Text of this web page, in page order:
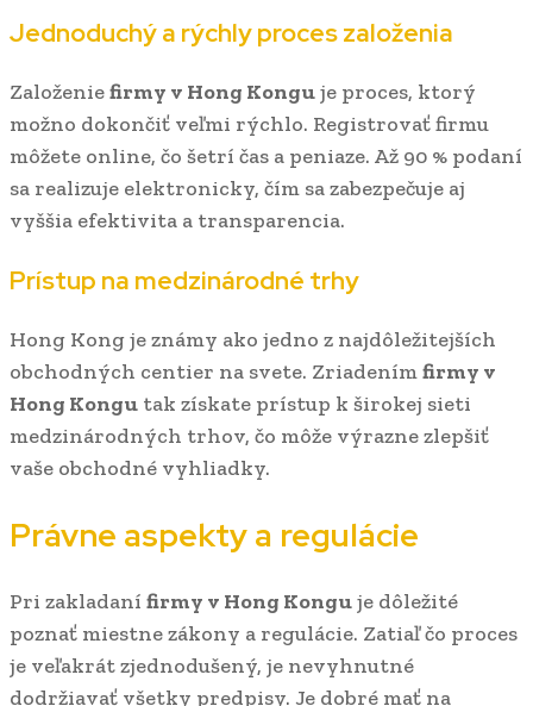
Jednoduchý a rýchly proces založenia
Založeniefirmy v Hong Konguje proces, ktorý
možno dokončiť veľmi rýchlo. Registrovať firmu
môžete online, čo šetrí čas a peniaze. Až 90 % podaní
sa realizuje elektronicky, čím sa zabezpečuje aj
vyššia efektivita a transparencia.
Prístup na medzinárodné trhy
Hong Kong je známy ako jedno z najdôležitejších
obchodných centier na svete. Zriadenímfirmy v
Hong Kongu tak získate prístup k širokej sieti
medzinárodných trhov, čo môže výrazne zlepšiť
vaše obchodné vyhliadky.
Právne aspekty a regulácie
Pri zakladaní firmy v Hong Konguje dôležité
poznať miestne zákony a regulácie. Zatiaľ čo proces
je veľakrát zjednodušený, je nevyhnutné
dodržiavať všetky predpisy. Je dobré mať na